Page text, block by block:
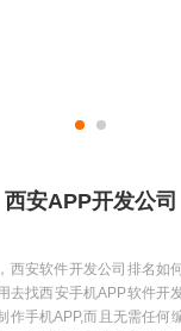
西安APP开发公司
西安软件开发公司排名如
去找西安手机APP软件开
作手机APP,而且无需任何